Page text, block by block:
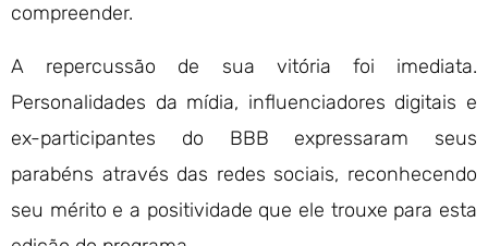
compreender.
A repercussão de sua vitória foi imediata.
Personalidades da mídia, influenciadores digitais e
ex-participantes do BBB expressaram seus
parabéns através das redes sociais, reconhecendo
seu mérito e a positividade que ele trouxe para esta